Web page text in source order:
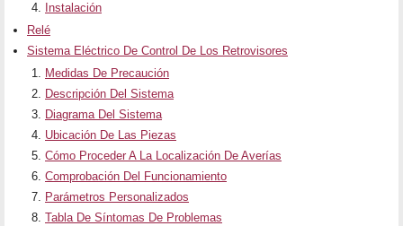
Instalación
Relé
Sistema Eléctrico De Control De Los Retrovisores
Medidas De Precaución
Descripción Del Sistema
Diagrama Del Sistema
Ubicación De Las Piezas
Cómo Proceder A La Localización De Averías
Comprobación Del Funcionamiento
Parámetros Personalizados
Tabla De Síntomas De Problemas